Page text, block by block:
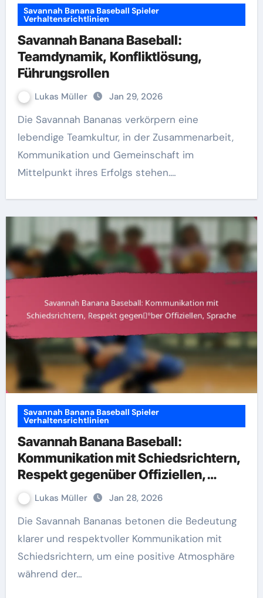
Savannah Banana Baseball Spieler
Verhaltensrichtlinien
Savannah Banana Baseball:
Teamdynamik, Konfliktlösung,
Führungsrollen
Lukas Müller Jan 29, 2026
Die Savannah Bananas verkörpern eine
lebendige Teamkultur, in der Zusammenarbeit,
Kommunikation und Gemeinschaft im
Mittelpunkt ihres Erfolgs stehen.…
Savannah Banana Baseball Spieler
Verhaltensrichtlinien
Savannah Banana Baseball:
Kommunikation mit Schiedsrichtern,
Respekt gegenüber Offiziellen,
Sprache
Lukas Müller Jan 28, 2026
Die Savannah Bananas betonen die Bedeutung
klarer und respektvoller Kommunikation mit
Schiedsrichtern, um eine positive Atmosphäre
während der…